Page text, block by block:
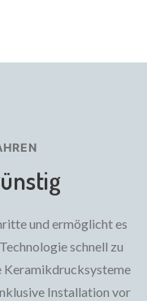
und ermöglicht es
schnell zu
Keramikdrucksysteme
Installation vor